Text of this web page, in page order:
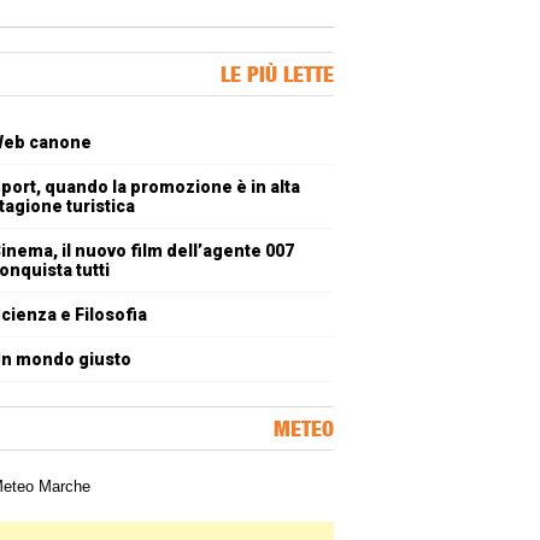
LE PIÙ LETTE
canone
quando la promozione è in alta
turistica
il nuovo film dell’agente 007
tutti
e Filosofia
mondo giusto
METEO
meteorologica delle Marche